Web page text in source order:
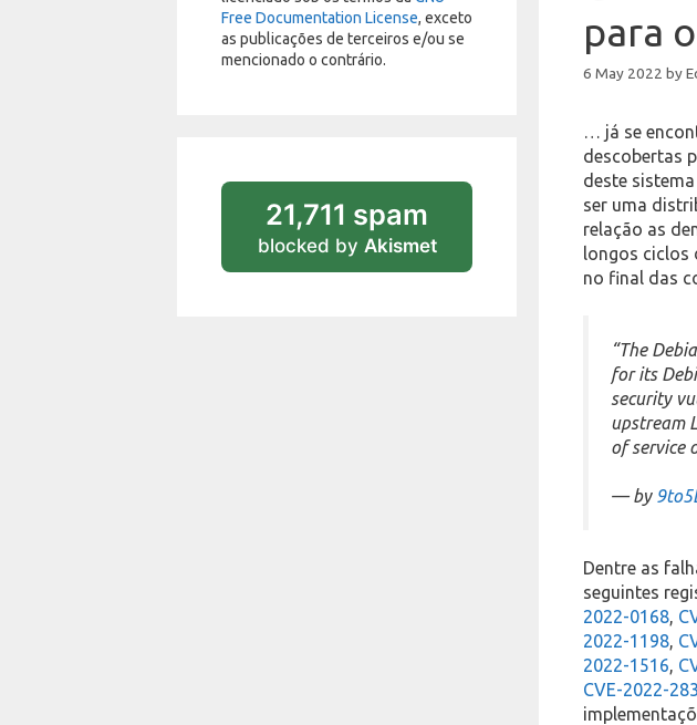
para
6 May 2022 by
… já se
descobertas
deste
ser uma
relação as
longos ciclos
no final das
“The
for its
security
upstream
of service
— by
Dentre as
seguintes
2022-0168
2022-1198
2022-1516
CVE-2022-
Free Documentation License, exceto
as publicações de terceiros e/ou se
mencionado o contrário.
21,711 spam
blocked by Akismet